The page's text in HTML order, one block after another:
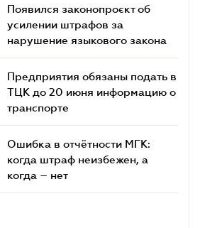
Появился законопроєкт об
усилении штрафов за
нарушение языкового закона
Предприятия обязаны подать в
ТЦК до 20 июня информацию о
транспорте
Ошибка в отчётности МГК:
когда штраф неизбежен, а
когда – нет